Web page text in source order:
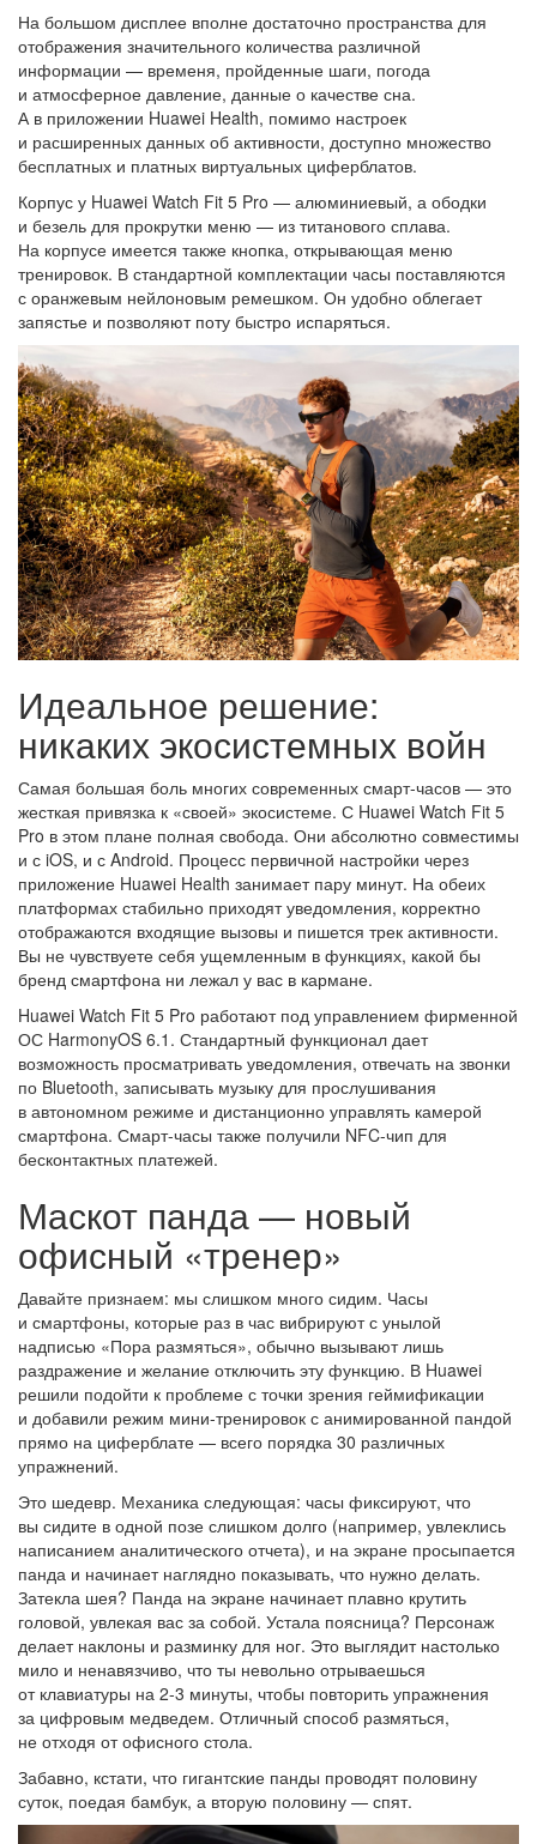
На большом дисплее вполне достаточно пространства для
отображения значительного количества различной
информации — временя, пройденные шаги, погода
и атмосферное давление, данные о качестве сна.
А в приложении Huawei Health, помимо настроек
и расширенных данных об активности, доступно множество
бесплатных и платных виртуальных циферблатов.
Корпус у Huawei Watch Fit 5 Pro — алюминиевый, а ободки
и безель для прокрутки меню — из титанового сплава.
На корпусе имеется также кнопка, открывающая меню
тренировок. В стандартной комплектации часы поставляются
с оранжевым нейлоновым ремешком. Он удобно облегает
запястье и позволяют поту быстро испаряться.
Идеальное решение:
никаких экосистемных войн
Самая большая боль многих современных смарт-часов — это
жесткая привязка к «своей» экосистеме. С Huawei Watch Fit 5
Pro в этом плане полная свобода. Они абсолютно совместимы
и с iOS, и с Android. Процесс первичной настройки через
приложение Huawei Health занимает пару минут. На обеих
платформах стабильно приходят уведомления, корректно
отображаются входящие вызовы и пишется трек активности.
Вы не чувствуете себя ущемленным в функциях, какой бы
бренд смартфона ни лежал у вас в кармане.
Huawei Watch Fit 5 Pro работают под управлением фирменной
ОС HarmonyOS 6.1. Стандартный функционал дает
возможность просматривать уведомления, отвечать на звонки
по Bluetooth, записывать музыку для прослушивания
в автономном режиме и дистанционно управлять камерой
смартфона. Смарт-часы также получили NFC-чип для
бесконтактных платежей.
Маскот панда — новый
офисный «тренер»
Давайте признаем: мы слишком много сидим. Часы
и смартфоны, которые раз в час вибрируют с унылой
надписью «Пора размяться», обычно вызывают лишь
раздражение и желание отключить эту функцию. В Huawei
решили подойти к проблеме с точки зрения геймификации
и добавили режим мини-тренировок с анимированной пандой
прямо на циферблате — всего порядка 30 различных
упражнений.
Это шедевр. Механика следующая: часы фиксируют, что
вы сидите в одной позе слишком долго (например, увлеклись
написанием аналитического отчета), и на экране просыпается
панда и начинает наглядно показывать, что нужно делать.
Затекла шея? Панда на экране начинает плавно крутить
головой, увлекая вас за собой. Устала поясница? Персонаж
делает наклоны и разминку для ног. Это выглядит настолько
мило и ненавязчиво, что ты невольно отрываешься
от клавиатуры на 2-3 минуты, чтобы повторить упражнения
за цифровым медведем. Отличный способ размяться,
не отходя от офисного стола.
Забавно, кстати, что гигантские панды проводят половину
суток, поедая бамбук, а вторую половину — спят.